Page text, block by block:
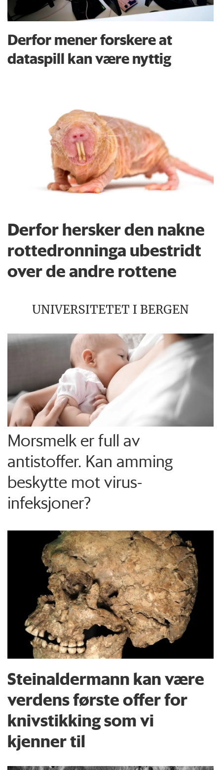
Derfor mener forskere at
dataspill kan være nyttig
Derfor hersker den nakne
rottedronninga ubestridt
over de andre rottene
UNIVERSITETET I BERGEN
Morsmelk er full av
antistoffer. Kan amming
beskytte mot virus-
infeksjoner?
Steinaldermann kan være
verdens første offer for
knivstikking som vi
kjenner til